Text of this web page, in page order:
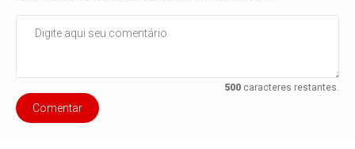
500caracteres restantes.
Comentar